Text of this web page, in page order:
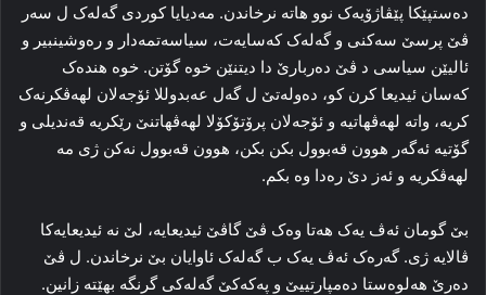
دەستپێکا پێڤاژۆیەک نوو ھاتە نرخاندن. مەدیایا کوردی گەلەک ل سەر
ڤێ پرسێ سەکنی و گەلەک کەسایەت، سیاسەتمەدار و رەوشینبیر و
ئالیێن سیاسی د ڤێ دەربارێ دا دیتنێن خوە گۆتن. خوە ھندەک
کەسان ئیدیعا کرن کو، دەولەتێ ل گەل عەبدوللا ئۆجەلان لھەڤکرنەک
کریە، واتە لھەڤھاتیە و ئۆجەلان پرۆتۆکۆلا لھەڤھاتنێ رێکریە قەندیلی و
گۆتیە ئەگەر ھوون قەبوول بکن بکن، ھوون قەبوول نەکن ژی مە
لھەڤکریە و ئەز دێ رەدا وە بکم.
بێ گومان ئەڤ یەک ھەتا وەک ڤێ گاڤێ ئیدیعایە، لێ نە ئیدیعایەکا
ڤالایە ژی. گەرەک ئەڤ یەک ب گەلەک ئاوایان بێ نرخاندن. ل ڤێ
دەرێ ھەلوەستا دەمپارتییێ و پەکەکێ گەلەکی گرنگە بهێتە زانین.